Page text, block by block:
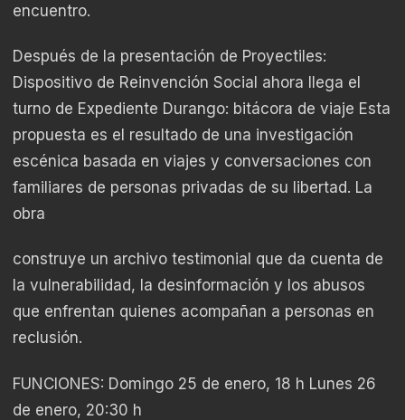
encuentro.
Después de la presentación de Proyectiles:
Dispositivo de Reinvención Social ahora llega el
turno de Expediente Durango: bitácora de viaje Esta
propuesta es el resultado de una investigación
escénica basada en viajes y conversaciones con
familiares de personas privadas de su libertad. La
obra
construye un archivo testimonial que da cuenta de
la vulnerabilidad, la desinformación y los abusos
que enfrentan quienes acompañan a personas en
reclusión.
FUNCIONES: Domingo 25 de enero, 18 h Lunes 26
de enero, 20:30 h